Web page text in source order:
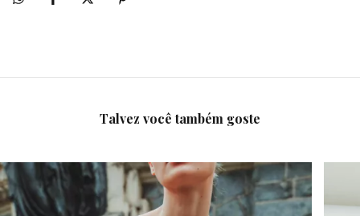
Talvez você também goste